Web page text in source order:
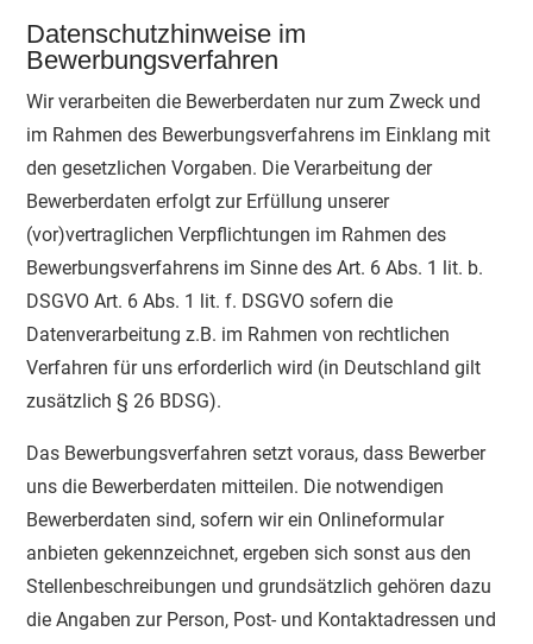
Datenschutzhinweise im
Bewerbungsverfahren
Wir verarbeiten die Bewerberdaten nur zum Zweck und
im Rahmen des Bewerbungsverfahrens im Einklang mit
den gesetzlichen Vorgaben. Die Verarbeitung der
Bewerberdaten erfolgt zur Erfüllung unserer
(vor)vertraglichen Verpflichtungen im Rahmen des
Bewerbungsverfahrens im Sinne des Art. 6 Abs. 1 lit. b.
DSGVO Art. 6 Abs. 1 lit. f. DSGVO sofern die
Datenverarbeitung z.B. im Rahmen von rechtlichen
Verfahren für uns erforderlich wird (in Deutschland gilt
zusätzlich § 26 BDSG).
Das Bewerbungsverfahren setzt voraus, dass Bewerber
uns die Bewerberdaten mitteilen. Die notwendigen
Bewerberdaten sind, sofern wir ein Onlineformular
anbieten gekennzeichnet, ergeben sich sonst aus den
Stellenbeschreibungen und grundsätzlich gehören dazu
die Angaben zur Person, Post- und Kontaktadressen und